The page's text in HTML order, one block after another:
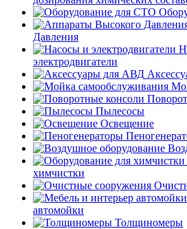
Давления
электродвигатели
Пылесосы
Освещение
химчистки
автомойки
Толщиномеры